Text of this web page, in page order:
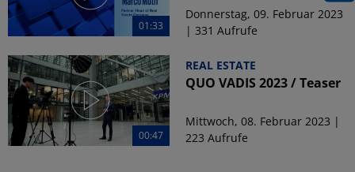
01:33
Donnerstag, 09. Februar 2023
| 331 Aufrufe
00:47
REAL ESTATE
QUO VADIS 2023 / Teaser
Mittwoch, 08. Februar 2023 |
223 Aufrufe